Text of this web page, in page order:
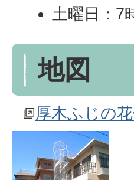
土曜日：7
地図
厚木ふじの